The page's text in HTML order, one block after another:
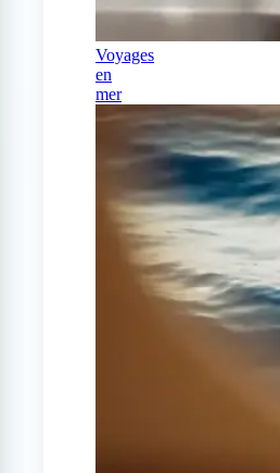
Voyages
en
mer